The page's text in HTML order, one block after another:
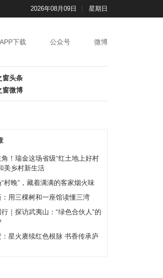
2026年08月09日 星期日
APP下载 公众号 微博
窗头条
窗微博
！瑞金这场省级“红土地上好村
美乡村新生活
村晚”，藏着满满的客家烟火味
用三棵树和一座馆读懂三湾
｜探访武夷山：“绿色合伙人”的
星火赓续红色根脉 书香传承庐